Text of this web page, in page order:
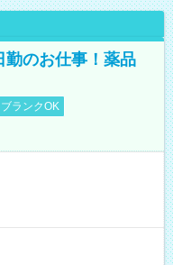
勤のお仕事！薬品
ブランクOK